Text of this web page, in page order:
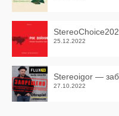
25.12.2022
Stereoigor —
27.10.2022